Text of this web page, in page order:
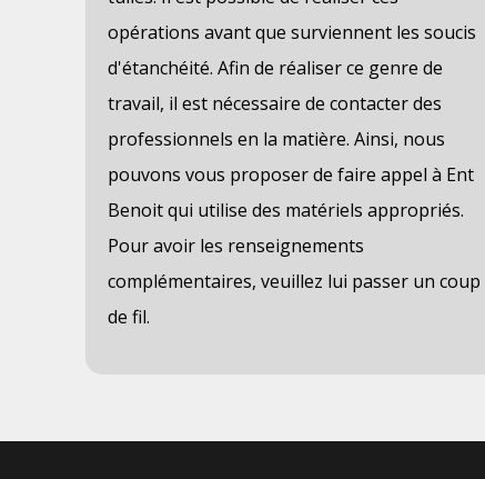
opérations avant que surviennent les soucis
d'étanchéité. Afin de réaliser ce genre de
travail, il est nécessaire de contacter des
professionnels en la matière. Ainsi, nous
pouvons vous proposer de faire appel à Ent
Benoit qui utilise des matériels appropriés.
Pour avoir les renseignements
complémentaires, veuillez lui passer un coup
de fil.